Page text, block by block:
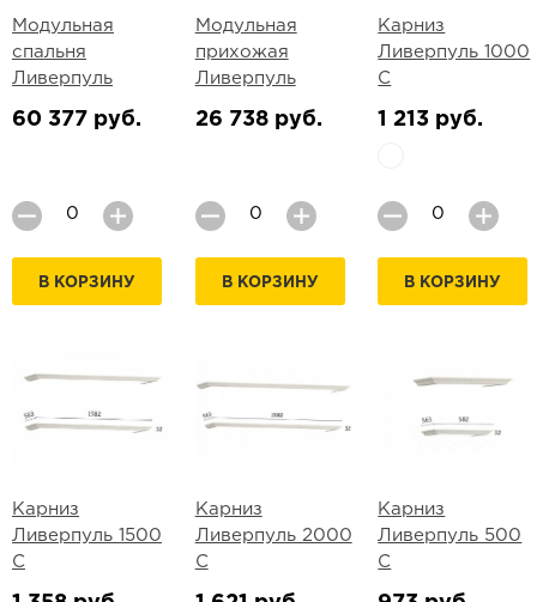
Модульная
спальня
Ливерпуль
60 377 руб.
В КОРЗИНУ
Модульная
прихожая
Ливерпуль
26 738 руб.
В КОРЗИНУ
Карниз
Ливерпуль 1000
С
1 213 руб.
В КОРЗИНУ
Карниз
Ливерпуль 1500
С
Карниз
Ливерпуль 2000
С
Карниз
Ливерпуль 500
С